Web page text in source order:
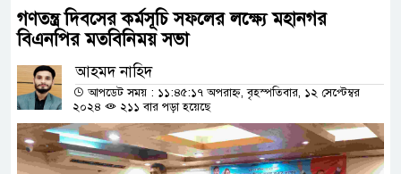
গণতন্ত্র দিবসের কর্মসূচি সফলের লক্ষ্যে মহানগর
বিএনপির মতবিনিময় সভা
আহমদ নাহিদ
আপডেট সময় : ১১:৪৫:১৭ অপরাহ্ন, বৃহস্পতিবার, ১২ সেপ্টেম্বর
২০২৪
২১১ বার পড়া হয়েছে